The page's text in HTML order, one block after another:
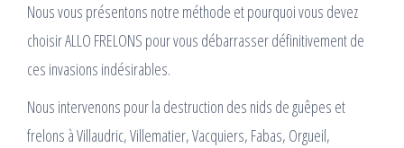
Nous vous présentons notre méthode et pourquoi vous devez
choisir ALLO FRELONS pour vous débarrasser définitivement de
ces invasions indésirables.
Nous intervenons pour la destruction des nids de guêpes et
frelons à Villaudric, Villematier, Vacquiers, Fabas, Orgueil,